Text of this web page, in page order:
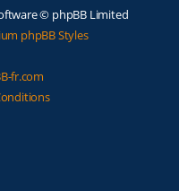
© phpBB Limited
phpBB Styles
fr.com